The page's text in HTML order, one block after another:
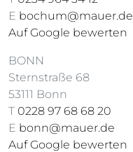
E bochum@mauer.de
Auf Google bewerten
BONN
Sternstraße 68
53111 Bonn
T 0228 97 68 68 20
E bonn@mauer.de
Auf Google bewerten